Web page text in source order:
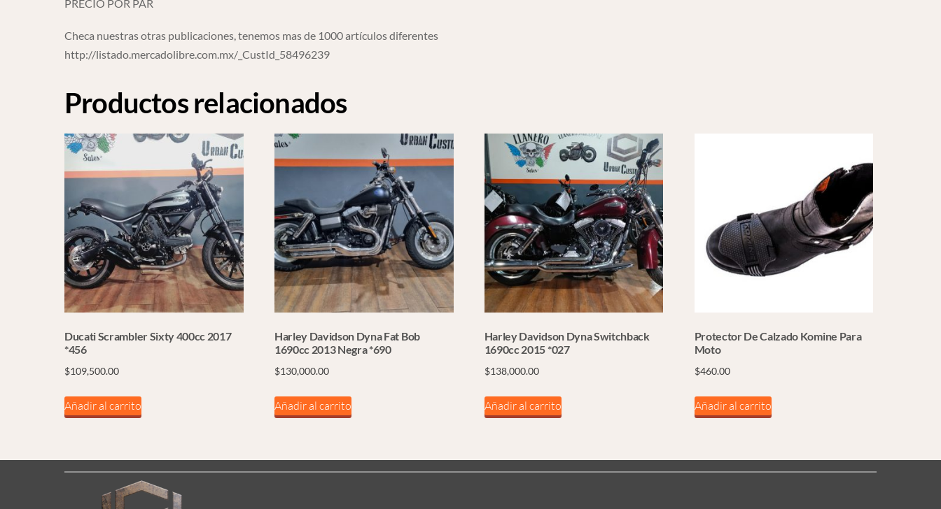
PRECIO POR PAR
Checa nuestras otras publicaciones, tenemos mas de 1000 artículos diferentes
http://listado.mercadolibre.com.mx/_CustId_58496239
Productos relacionados
Ducati Scrambler Sixty 400cc 2017
*456
$109,500.00
Añadir al carrito
Harley Davidson Dyna Fat Bob
1690cc 2013 Negra *690
$130,000.00
Añadir al carrito
Harley Davidson Dyna Switchback
1690cc 2015 *027
$138,000.00
Añadir al carrito
Protector De Calzado Komine Para
Moto
$460.00
Añadir al carrito